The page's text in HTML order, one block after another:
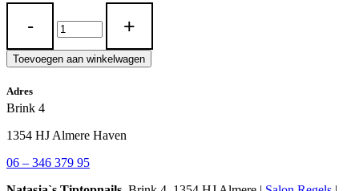
LE
Toevoegen aan winkelwagen
Adres
Brink 4
1354 HJ Almere Haven
06 – 346 379 95